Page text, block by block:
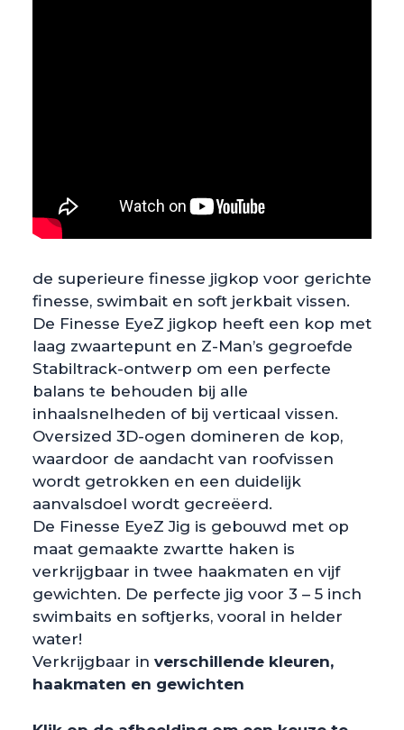
de superieure finesse jigkop voor gerichte
finesse, swimbait en soft jerkbait vissen.
De Finesse EyeZ jigkop heeft een kop met
laag zwaartepunt en Z-Man’s gegroefde
Stabiltrack-ontwerp om een perfecte
balans te behouden bij alle
inhaalsnelheden of bij verticaal vissen.
Oversized 3D-ogen domineren de kop,
waardoor de aandacht van roofvissen
wordt getrokken en een duidelijk
aanvalsdoel wordt gecreëerd.
De Finesse EyeZ Jig is gebouwd met op
maat gemaakte zwartte haken is
verkrijgbaar in twee haakmaten en vijf
gewichten. De perfecte jig voor 3 – 5 inch
swimbaits en softjerks, vooral in helder
water!
Verkrijgbaar in verschillende kleuren,
haakmaten en gewichten